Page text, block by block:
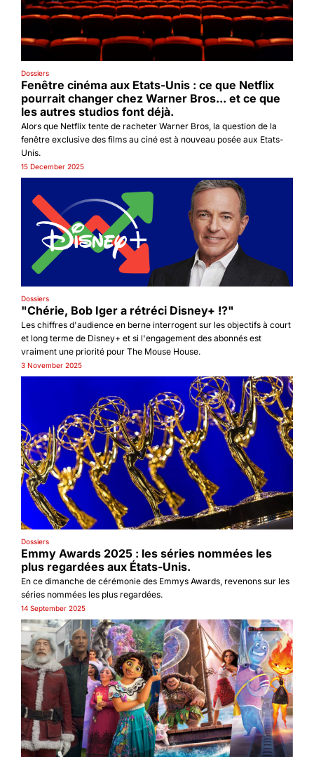
Dossiers
Fenêtre cinéma aux Etats-Unis : ce que Netflix
pourrait changer chez Warner Bros... et ce que
les autres studios font déjà.
Alors que Netflix tente de racheter Warner Bros, la question de la
fenêtre exclusive des films au ciné est à nouveau posée aux Etats-
Unis.
15 December 2025
Dossiers
"Chérie, Bob Iger a rétréci Disney+ !?"
Les chiffres d'audience en berne interrogent sur les objectifs à court
et long terme de Disney+ et si l'engagement des abonnés est
vraiment une priorité pour The Mouse House.
3 November 2025
Dossiers
Emmy Awards 2025 : les séries nommées les
plus regardées aux États-Unis.
En ce dimanche de cérémonie des Emmys Awards, revenons sur les
séries nommées les plus regardées.
14 September 2025